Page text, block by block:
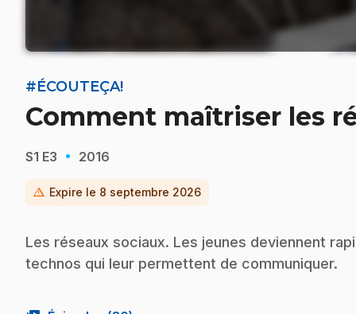
#ÉCOUTEÇA!
Comment maîtriser les
S1 E3 · 2016
warning Expire le 8 septembre 2026
Les réseaux sociaux. Les jeunes deviennent
technos qui leur permettent de communiquer.